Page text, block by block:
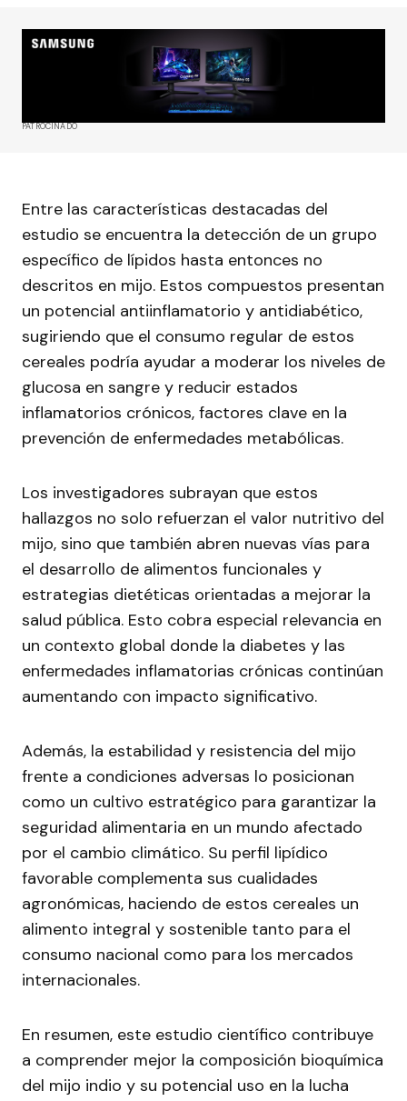
PATROCINADO
Entre las características destacadas del
estudio se encuentra la detección de un grupo
específico de lípidos hasta entonces no
descritos en mijo. Estos compuestos presentan
un potencial antiinflamatorio y antidiabético,
sugiriendo que el consumo regular de estos
cereales podría ayudar a moderar los niveles de
glucosa en sangre y reducir estados
inflamatorios crónicos, factores clave en la
prevención de enfermedades metabólicas.
Los investigadores subrayan que estos
hallazgos no solo refuerzan el valor nutritivo del
mijo, sino que también abren nuevas vías para
el desarrollo de alimentos funcionales y
estrategias dietéticas orientadas a mejorar la
salud pública. Esto cobra especial relevancia en
un contexto global donde la diabetes y las
enfermedades inflamatorias crónicas continúan
aumentando con impacto significativo.
Además, la estabilidad y resistencia del mijo
frente a condiciones adversas lo posicionan
como un cultivo estratégico para garantizar la
seguridad alimentaria en un mundo afectado
por el cambio climático. Su perfil lipídico
favorable complementa sus cualidades
agronómicas, haciendo de estos cereales un
alimento integral y sostenible tanto para el
consumo nacional como para los mercados
internacionales.
En resumen, este estudio científico contribuye
a comprender mejor la composición bioquímica
del mijo indio y su potencial uso en la lucha